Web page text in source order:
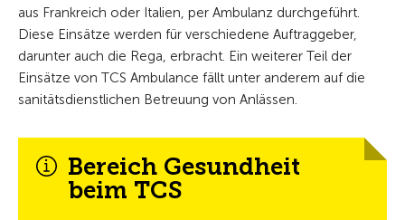
aus Frankreich oder Italien, per Ambulanz durchgeführt.
Diese Einsätze werden für verschiedene Auftraggeber,
darunter auch die Rega, erbracht. Ein weiterer Teil der
Einsätze von TCS Ambulance fällt unter anderem auf die
sanitätsdienstlichen Betreuung von Anlässen.
Bereich Gesundheit
beim TCS